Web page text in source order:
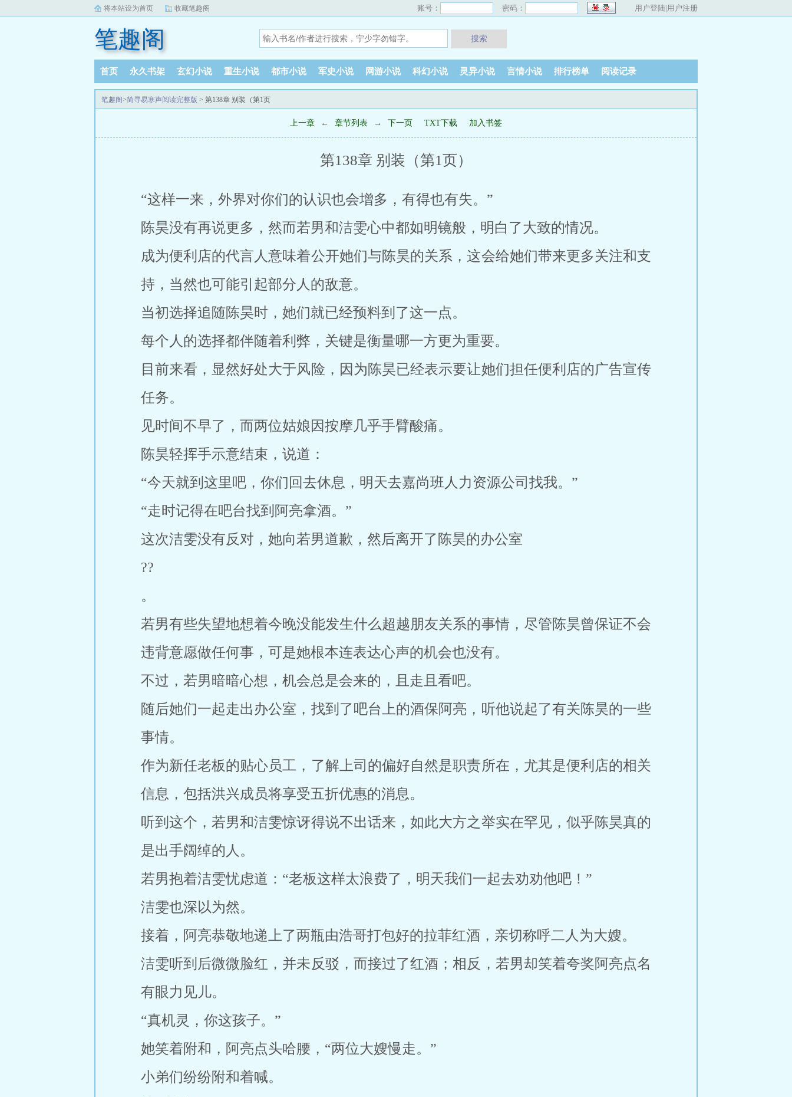
将本站设为首页 收藏笔趣阁 账号： 密码： 用户登陆|用户注册
笔趣阁 搜索
首页 永久书架 玄幻小说 重生小说 都市小说 军史小说 网游小说 科幻小说 灵异小说 言情小说 排行榜单 阅读记录
笔趣阁>简寻易寒声阅读完整版 > 第138章 别装（第1页
上一章 ← 章节列表 → 下一页 TXT下载 加入书签
第138章 别装（第1页）
“这样一来，外界对你们的认识也会增多，有得也有失。”
陈昊没有再说更多，然而若男和洁雯心中都如明镜般，明白了大致的情况。
成为便利店的代言人意味着公开她们与陈昊的关系，这会给她们带来更多关注和支
持，当然也可能引起部分人的敌意。
当初选择追随陈昊时，她们就已经预料到了这一点。
每个人的选择都伴随着利弊，关键是衡量哪一方更为重要。
目前来看，显然好处大于风险，因为陈昊已经表示要让她们担任便利店的广告宣传
任务。
见时间不早了，而两位姑娘因按摩几乎手臂酸痛。
陈昊轻挥手示意结束，说道：
“今天就到这里吧，你们回去休息，明天去嘉尚班人力资源公司找我。”
“走时记得在吧台找到阿亮拿酒。”
这次洁雯没有反对，她向若男道歉，然后离开了陈昊的办公室
??
。
若男有些失望地想着今晚没能发生什么超越朋友关系的事情，尽管陈昊曾保证不会
违背意愿做任何事，可是她根本连表达心声的机会也没有。
不过，若男暗暗心想，机会总是会来的，且走且看吧。
随后她们一起走出办公室，找到了吧台上的酒保阿亮，听他说起了有关陈昊的一些
事情。
作为新任老板的贴心员工，了解上司的偏好自然是职责所在，尤其是便利店的相关
信息，包括洪兴成员将享受五折优惠的消息。
听到这个，若男和洁雯惊讶得说不出话来，如此大方之举实在罕见，似乎陈昊真的
是出手阔绰的人。
若男抱着洁雯忧虑道：“老板这样太浪费了，明天我们一起去劝劝他吧！”
洁雯也深以为然。
接着，阿亮恭敬地递上了两瓶由浩哥打包好的拉菲红酒，亲切称呼二人为大嫂。
洁雯听到后微微脸红，并未反驳，而接过了红酒；相反，若男却笑着夸奖阿亮点名
有眼力见儿。
“真机灵，你这孩子。”
她笑着附和，阿亮点头哈腰，“两位大嫂慢走。”
小弟们纷纷附和着喊。